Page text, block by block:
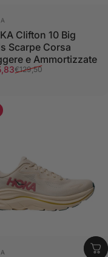
Clifton 10 Big
Scarpe Corsa
e Ammortizzate
scontato
di listino
€129,50